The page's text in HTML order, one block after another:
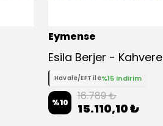
Eymense
Esila Berjer -
Havale/EFT ile%15 indirim
%10 16.789 ₺
15.110,10 ₺